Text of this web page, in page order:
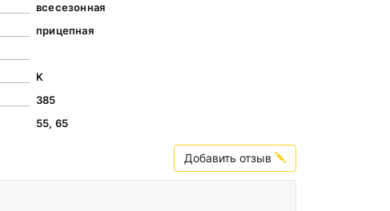
всесезонная
прицепная
K
385
55, 65
Добавить отзыв